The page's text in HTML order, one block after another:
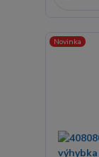
Novinka